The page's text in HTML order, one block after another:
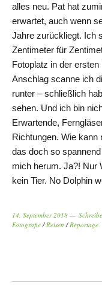
alles neu. Pat hat
erwartet, auch wenn
Jahre zurückliegt. Ich
Zentimeter für
Fotoplatz in der
Anschlag scanne ich
runter – schließlich
sehen. Und ich bin
Erwartende,
Richtungen. Wie kann
das doch so
mich herum. Ja?! Nur
kein Tier. No Dolphin
14. September 2018
Fotografie /Reisen /Reportage